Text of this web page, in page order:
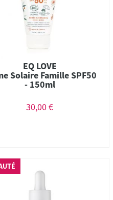
EQ LOVE
Solaire Famille SPF50
- 150ml
30,00 €